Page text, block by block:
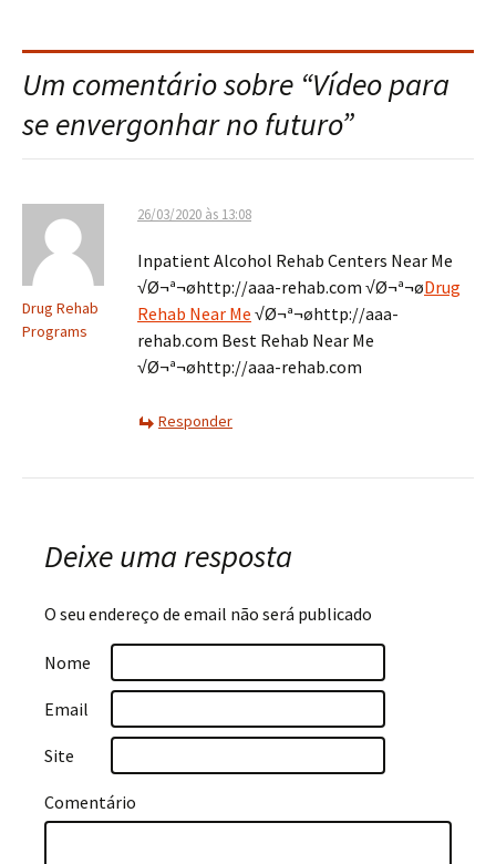
do
post
Um comentário sobre “Vídeo para
se envergonhar no futuro”
Drug Rehab
Programs
26/03/2020 às 13:08
Inpatient Alcohol Rehab Centers Near Me
√Ø¬ª¬øhttp://aaa-rehab.com √Ø¬ª¬øDrug
Rehab Near Me √Ø¬ª¬øhttp://aaa-
rehab.com Best Rehab Near Me
√Ø¬ª¬øhttp://aaa-rehab.com
Responder
Deixe uma resposta
O seu endereço de email não será publicado
Nome
Email
Site
Comentário